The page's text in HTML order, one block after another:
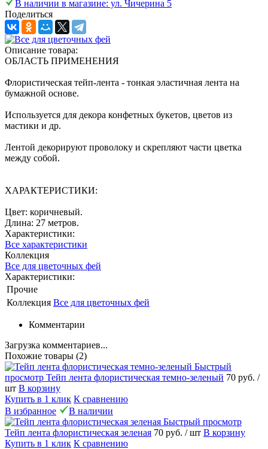
В наличии в магазине: ул. Чичерина 5
Поделиться
Описание товара:
ОБЛАСТЬ ПРИМЕНЕНИЯ
Флористическая тейп-лента - тонкая эластичная лента на
бумажной основе.
Используется для декора конфетных букетов, цветов из
мастики и др.
Лентой декорируют проволоку и скрепляют части цветка
между собой.
ХАРАКТЕРИСТИКИ:
Цвет: коричневый.
Длина: 27 метров.
Характеристики:
Все характеристики
Коллекция
Все для цветочных фей
Характеристики:
Прочие
Коллекция Все для цветочных фей
Комментарии
Загрузка комментариев...
Похожие товары (2)
Быстрый
просмотр Тейп лента флористическая темно-зеленый 70 руб. /
шт В корзину
Купить в 1 клик К сравнению
В избранное
В наличии
Быстрый просмотр
Тейп лента флористическая зеленая 70 руб. / шт В корзину
Купить в 1 клик К сравнению